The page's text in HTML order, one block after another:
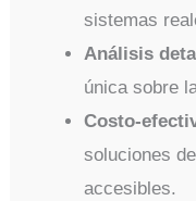
sistemas
Análisis
única sobre
Costo-
soluciones
accesibles.